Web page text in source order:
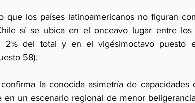
que los países latinoamericanos no figuran
sí se ubica en el onceavo lugar entre
2% del total y en el vigésimoctavo puesto
58).
confirma la conocida asimetría de
en un escenario regional de menor